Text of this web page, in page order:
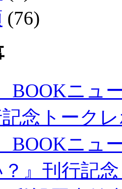
(76)
ニュ
念トーク
ニュ
』刊行記